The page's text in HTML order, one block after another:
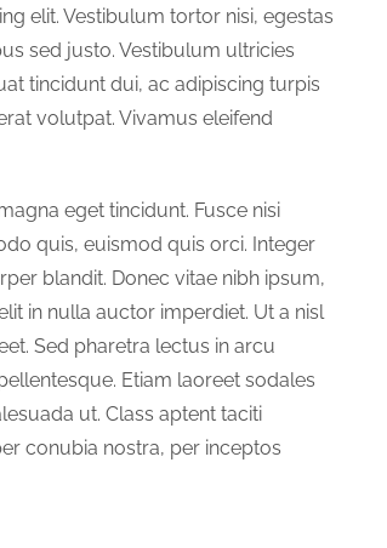
elit. Vestibulum tortor nisi, egestas
sed justo. Vestibulum ultricies
tincidunt dui, ac adipiscing turpis
volutpat. Vivamus eleifend
eget tincidunt. Fusce nisi
quis, euismod quis orci. Integer
blandit. Donec vitae nibh ipsum,
in nulla auctor imperdiet. Ut a nisl
Sed pharetra lectus in arcu
Etiam laoreet sodales
ut. Class aptent taciti
conubia nostra, per inceptos